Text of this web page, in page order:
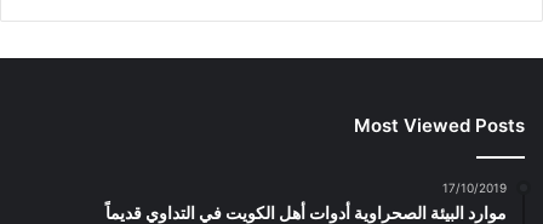
Most Viewed Posts
17/10/2019
موارد البيئة الصحراوية أدوات أهل الكويت في التداوي قديماً